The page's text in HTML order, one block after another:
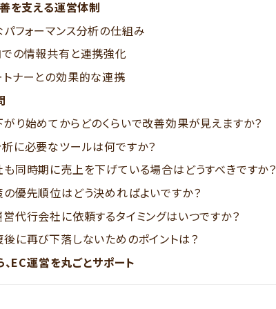
を支える運営体制
フォーマンス分析の仕組み
の情報共有と連携強化
ナーとの効果的な連携
り始めてからどのくらいで改善効果が見えますか？
に必要なツールは何ですか？
同時期に売上を下げている場合はどうすべきですか？
優先順位はどう決めればよいですか？
代行会社に依頼するタイミングはいつですか？
に再び下落しないためのポイントは？
EC運営を丸ごとサポート